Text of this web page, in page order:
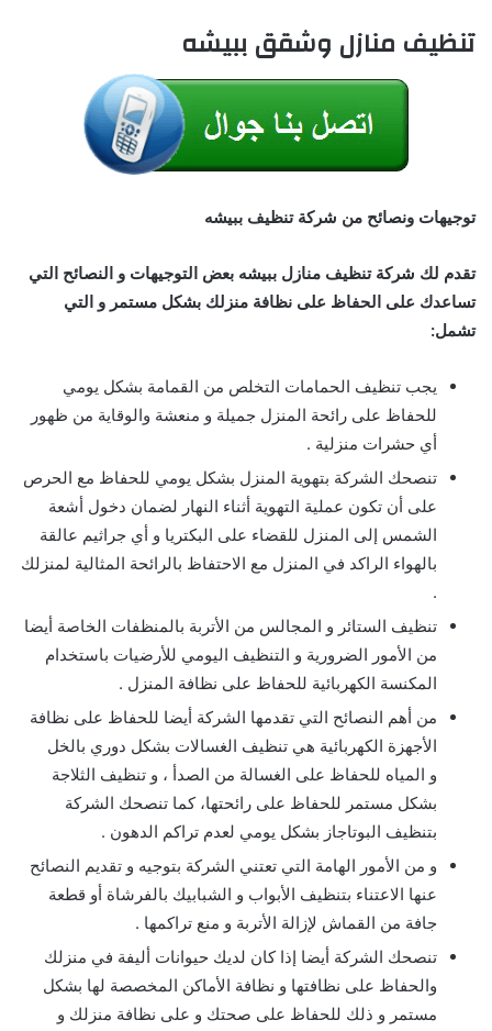
تنظيف منازل وشقق ببيشه
توجيهات ونصائح من شركة تنظيف ببيشه
تقدم لك شركة تنظيف منازل ببيشه بعض التوجيهات و النصائح التي
تساعدك على الحفاظ على نظافة منزلك بشكل مستمر و التي
تشمل:
يجب تنظيف الحمامات التخلص من القمامة بشكل يومي
للحفاظ على رائحة المنزل جميلة و منعشة والوقاية من ظهور
أي حشرات منزلية .
تنصحك الشركة بتهوية المنزل بشكل يومي للحفاظ مع الحرص
على أن تكون عملية التهوية أثناء النهار لضمان دخول أشعة
الشمس إلى المنزل للقضاء على البكتريا و أي جراثيم عالقة
بالهواء الراكد في المنزل مع الاحتفاظ بالرائحة المثالية لمنزلك
.
تنظيف الستائر و المجالس من الأتربة بالمنظفات الخاصة أيضا
من الأمور الضرورية و التنظيف اليومي للأرضيات باستخدام
المكنسة الكهربائية للحفاظ على نظافة المنزل .
من أهم النصائح التي تقدمها الشركة أيضا للحفاظ على نظافة
الأجهزة الكهربائية هي تنظيف الغسالات بشكل دوري بالخل
و المياه للحفاظ على الغسالة من الصدأ ، و تنظيف الثلاجة
بشكل مستمر للحفاظ على رائحتها، كما تنصحك الشركة
بتنظيف البوتاجاز بشكل يومي لعدم تراكم الدهون .
و من الأمور الهامة التي تعتني الشركة بتوجيه و تقديم النصائح
عنها الاعتناء بتنظيف الأبواب و الشبابيك بالفرشاة أو قطعة
جافة من القماش لإزالة الأتربة و منع تراكمها .
تنصحك الشركة أيضا إذا كان لديك حيوانات أليفة في منزلك
والحفاظ على نظافتها و نظافة الأماكن المخصصة لها بشكل
مستمر و ذلك للحفاظ على صحتك و على نظافة منزلك و